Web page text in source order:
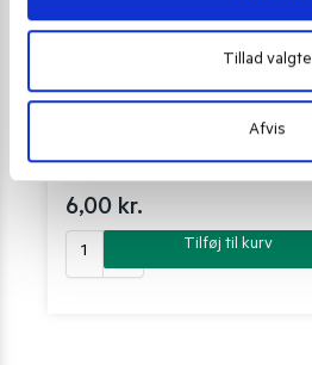
Tillad valgte
Afvis
Indomie Instant Noodles Chicken
6,00 kr.
Tilføj til kurv